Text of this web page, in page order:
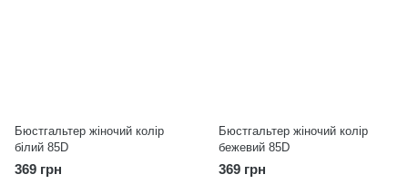
Бюстгальтер жіночий колір
білий 85D
369 грн
Бюстгальтер жіночий колір
бежевий 85D
369 грн